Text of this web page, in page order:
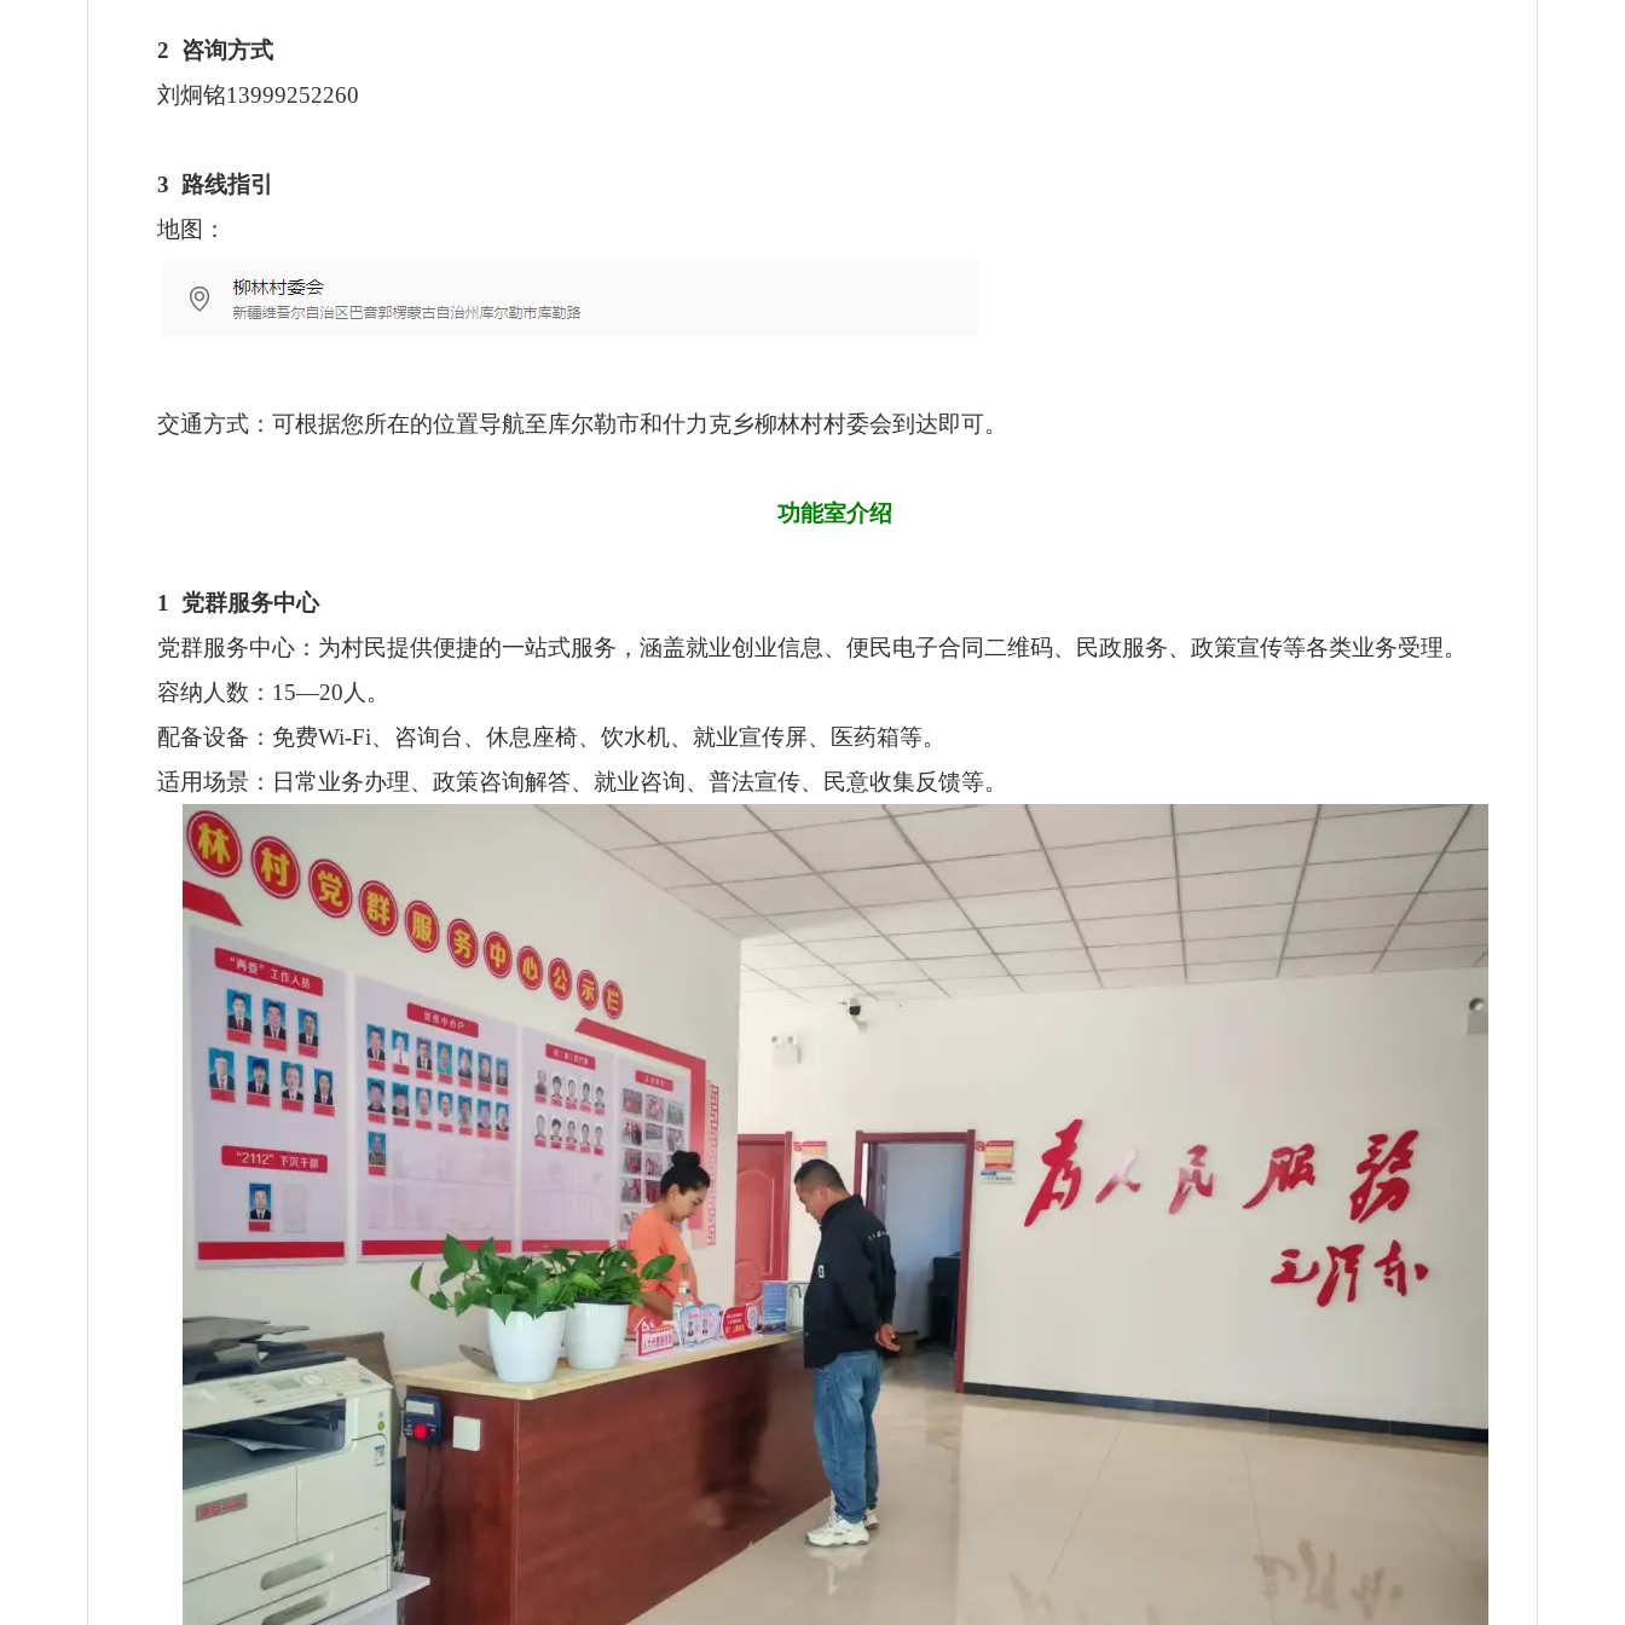
2 咨询方式
刘炯铭13999252260
3 路线指引
地图：
交通方式：可根据您所在的位置导航至库尔勒市和什力克乡柳林村村委会到达即可。
功能室介绍
1 党群服务中心
党群服务中心：为村民提供便捷的一站式服务，涵盖就业创业信息、便民电子合同二维码、民政服务、政策宣传等各类业务受理。
容纳人数：15—20人。
配备设备：免费Wi-Fi、咨询台、休息座椅、饮水机、就业宣传屏、医药箱等。
适用场景：日常业务办理、政策咨询解答、就业咨询、普法宣传、民意收集反馈等。